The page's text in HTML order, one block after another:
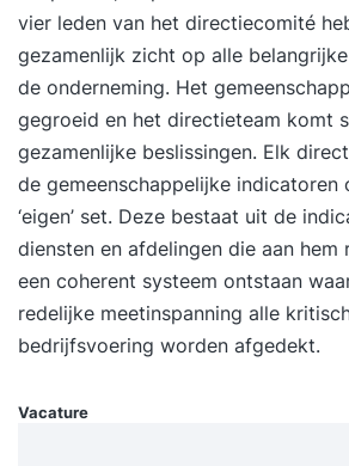
presteert. Iets voor jou De
Performance Leadership’ is
ervaren leidinggevenden en
team naar een hoger
brengen. Wat deze vierdaagse
maakt Tijdens de training ‘High
Leadership’ combineer je
psychologie, leiderschap en
management. Je leert hoe je druk
energie, en hoe je met bewezen
praktische tools een high
ontwikkelt die blijft presteren,
vier leden van het directiecomité
gezamenlijk zicht op alle
de onderneming. Het
gegroeid en het directieteam komt
gezamenlijke beslissingen. Elk
de gemeenschappelijke indicatoren
‘eigen’ set. Deze bestaat uit de
diensten en afdelingen die aan hem
een coherent systeem ontstaan
redelijke meetinspanning alle
bedrijfsvoering worden afgedekt.
Vacature